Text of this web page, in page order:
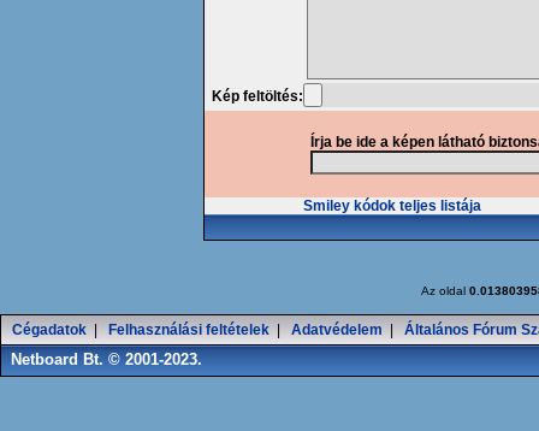
Kép feltöltés:
Írja be ide a képen látható
Smiley kódok teljes listája
Az oldal
Cégadatok Felhasználási feltételek Adatvédelem Általános Fórum
Netboard Bt. © 2001-2023.